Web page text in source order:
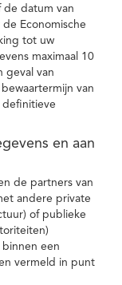
de datum van
Economische
tot uw
maximaal 10
geval van
van
definitieve
en aan
de partners van
andere private
of publieke
een
vermeld in punt